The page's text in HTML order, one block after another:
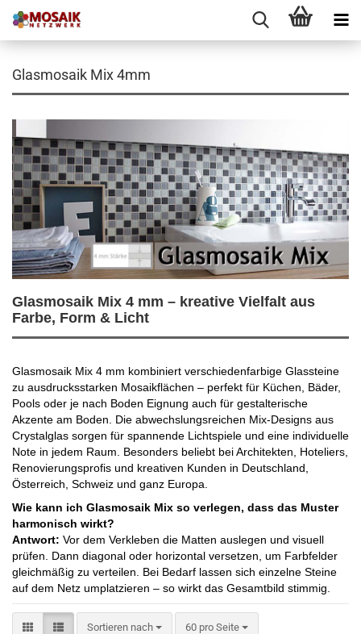
Glasmosaik Mix 4mm
Glasmosaik Mix 4 mm – kreative Vielfalt aus
Farbe, Form & Licht
Glasmosaik Mix 4 mm kombiniert verschiedenfarbige Glassteine
zu ausdrucksstarken Mosaikflächen – perfekt für Küchen, Bäder,
Pools oder je nach Boden Eignung auch für gestalterische
Akzente am Boden. Die abwechslungsreichen Mix-Designs aus
Crystalglas sorgen für spannende Lichtspiele und eine individuelle
Note in jedem Raum. Besonders beliebt bei Architekten, Hoteliers,
Renovierungsprofis und kreativen Kunden in Deutschland,
Österreich, Schweiz und ganz Europa.
Wie kann ich Glasmosaik Mix so verlegen, dass das Muster
harmonisch wirkt?
Antwort: Vor dem Verkleben die Matten auslegen und visuell
prüfen. Dann diagonal oder horizontal versetzen, um Farbfelder
gleichmäßig zu verteilen. Bei Bedarf lassen sich einzelne Steine
auf dem Netz umplatzieren – so wirkt das Gesamtbild stimmig.
Sortieren nach
Sortieren nach 60 pro Seite
pro Seite